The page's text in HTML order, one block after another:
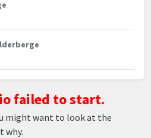
failed to start.
might want to look at the
why.